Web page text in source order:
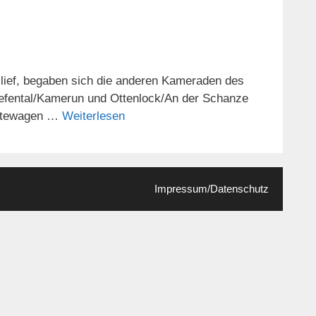
begaben sich die anderen Kameraden des
Kamerun und Ottenlock/An der Schanze
… Weiterlesen
Impressum/Datenschutz